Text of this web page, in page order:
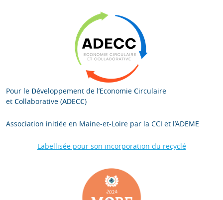
Pour le Développement de l’Economie Circulaire
et Collaborative (ADECC)
Association initiée en Maine-et-Loire par la CCI et l’ADEME
Labellisée pour son incorporation du recyclé